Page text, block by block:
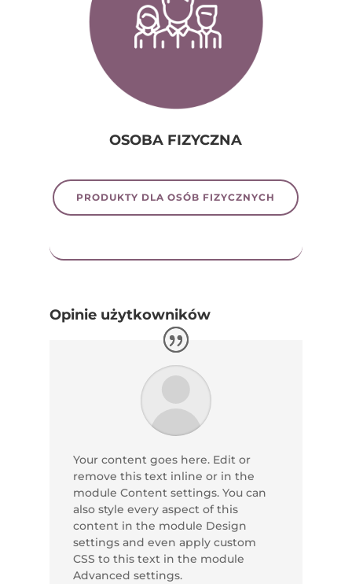
OSOBA FIZYCZNA
PRODUKTY DLA OSÓB FIZYCZNYCH
Opinie użytkowników
Your content goes here. Edit or
remove this text inline or in the
module Content settings. You can
also style every aspect of this
content in the module Design
settings and even apply custom
CSS to this text in the module
Advanced settings.